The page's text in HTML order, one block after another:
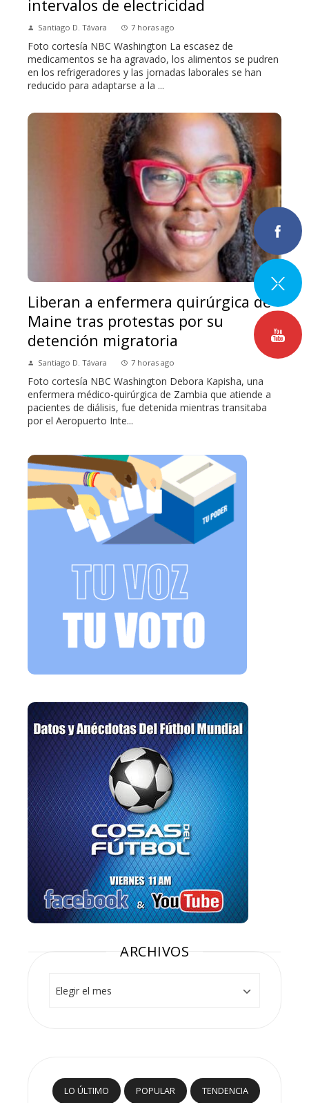
intervalos de electricidad
Santiago D. Távara 7 horas ago
Foto cortesía NBC Washington La escasez de
medicamentos se ha agravado, los alimentos se pudren
en los refrigeradores y las jornadas laborales se han
reducido para adaptarse a la ...
Liberan a enfermera quirúrgica de
Maine tras protestas por su
detención migratoria
Santiago D. Távara 7 horas ago
Foto cortesía NBC Washington Debora Kapisha, una
enfermera médico-quirúrgica de Zambia que atiende a
pacientes de diálisis, fue detenida mientras transitaba
por el Aeropuerto Inte...
ARCHIVOS
LO ÚLTIMO POPULAR TENDENCIA